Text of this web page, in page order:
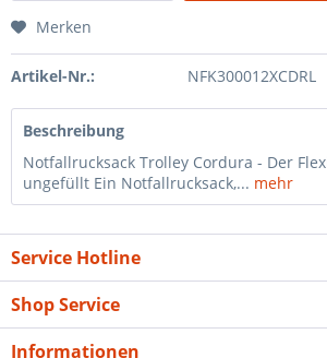
Merken
Artikel-Nr.: NFK300012XCDRL
Beschreibung
Notfallrucksack Trolley Cordura - Der
ungefüllt Ein Notfallrucksack,... mehr
Service Hotline
Shop Service
Informationen